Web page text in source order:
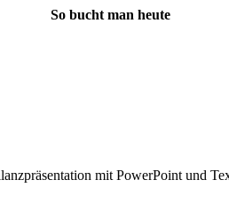
So bucht man heute
mit PowerPoint und